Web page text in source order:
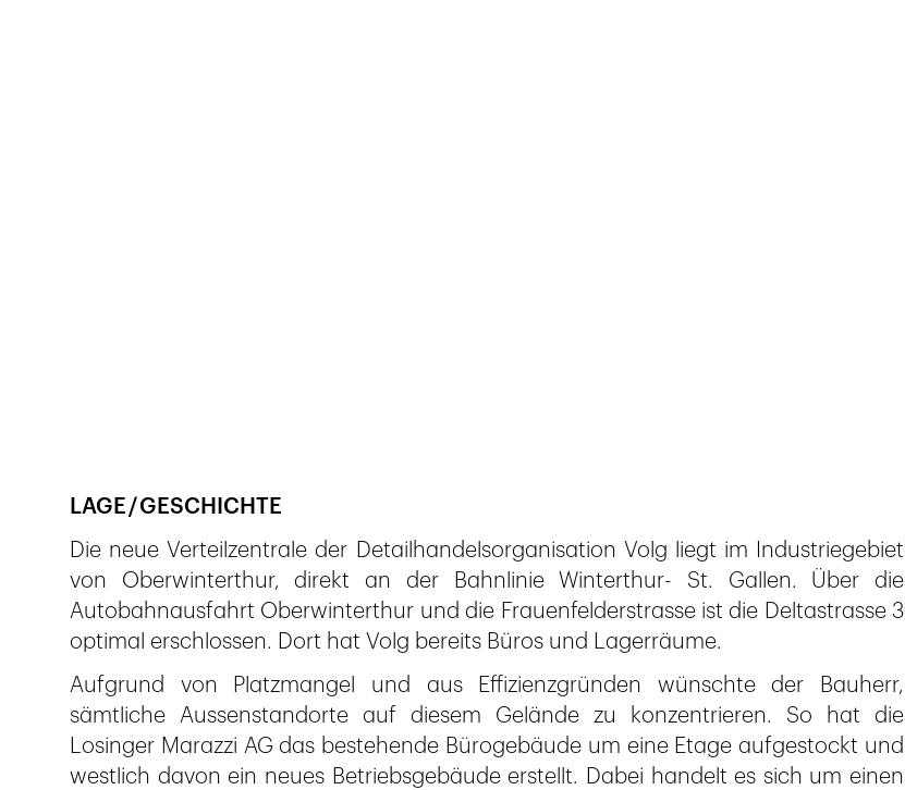
LAGE / GESCHICHTE
Die neue Verteilzentrale der Detailhandelsorganisation Volg liegt im Industriegebiet
von Oberwinterthur, direkt an der Bahnlinie Winterthur- St. Gallen. Über die
Autobahnausfahrt Oberwinterthur und die Frauenfelderstrasse ist die Deltastrasse 3
optimal erschlossen. Dort hat Volg bereits Büros und Lagerräume.
Aufgrund von Platzmangel und aus Effizienzgründen wünschte der Bauherr,
sämtliche Aussenstandorte auf diesem Gelände zu konzentrieren. So hat die
Losinger Marazzi AG das bestehende Bürogebäude um eine Etage aufgestockt und
westlich davon ein neues Betriebsgebäude erstellt. Dabei handelt es sich um einen